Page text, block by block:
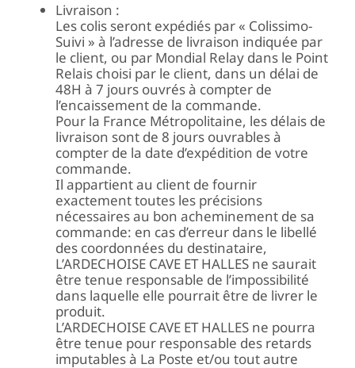
Livraison :
Les colis seront expédiés par « Colissimo-
Suivi » à l’adresse de livraison indiquée par
le client, ou par Mondial Relay dans le Point
Relais choisi par le client, dans un délai de
48H à 7 jours ouvrés à compter de
l’encaissement de la commande.
Pour la France Métropolitaine, les délais de
livraison sont de 8 jours ouvrables à
compter de la date d’expédition de votre
commande.
Il appartient au client de fournir
exactement toutes les précisions
nécessaires au bon acheminement de sa
commande: en cas d’erreur dans le libellé
des coordonnées du destinataire,
L’ARDECHOISE CAVE ET HALLES ne saurait
être tenue responsable de l’impossibilité
dans laquelle elle pourrait être de livrer le
produit.
L’ARDECHOISE CAVE ET HALLES ne pourra
être tenue pour responsable des retards
imputables à La Poste et/ou tout autre